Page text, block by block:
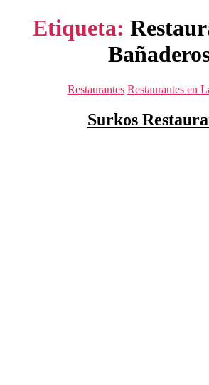
Etiqueta:
Categorías
Restaurantes Restaurantes en
Surkos